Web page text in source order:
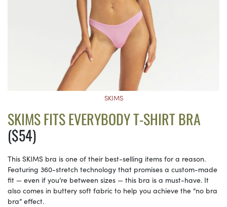
SKIMS
SKIMS FITS EVERYBODY T-SHIRT BRA
($54)
This SKIMS bra is one of their best-selling items for a reason.
Featuring 360-stretch technology that promises a custom-made
fit — even if you’re between sizes — this bra is a must-have. It
also comes in buttery soft fabric to help you achieve the “no bra
bra” effect.